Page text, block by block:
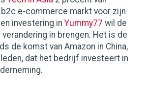
b2c e-commerce markt voor zijn
investering in Yummy77 wil de
in brengen. Het is de
de komst van Amazon in China,
dat het bedrijf investeert in